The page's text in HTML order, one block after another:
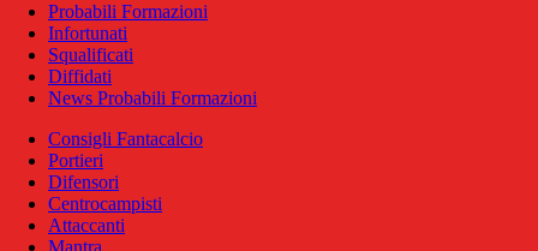
Probabili Formazioni
Infortunati
Squalificati
Diffidati
News Probabili Formazioni
Consigli Fantacalcio
Portieri
Difensori
Centrocampisti
Attaccanti
Mantra